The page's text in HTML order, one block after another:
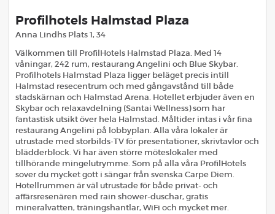
Profilhotels Halmstad Plaza
Anna Lindhs Plats 1, 34
Välkommen till ProfilHotels Halmstad Plaza. Med 14
våningar, 242 rum, restaurang Angelini och Blue Skybar.
Profilhotels Halmstad Plaza ligger beläget precis intill
Halmstad resecentrum och med gångavstånd till både
stadskärnan och Halmstad Arena. Hotellet erbjuder även en
Skybar och relaxavdelning (Santai Wellness) som har
fantastisk utsikt över hela Halmstad. Måltider intas i vår fina
restaurang Angelini på lobbyplan. Alla våra lokaler är
utrustade med storbilds-TV för presentationer, skrivtavlor och
blädderblock. Vi har även större möteslokaler med
tillhörande mingelutrymme. Som på alla våra ProfilHotels
sover du mycket gott i sängar från svenska Carpe Diem.
Hotellrummen är väl utrustade för både privat- och
affärsresenären med rain shower-duschar, gratis
mineralvatten, träningshantlar, WiFi och mycket mer.